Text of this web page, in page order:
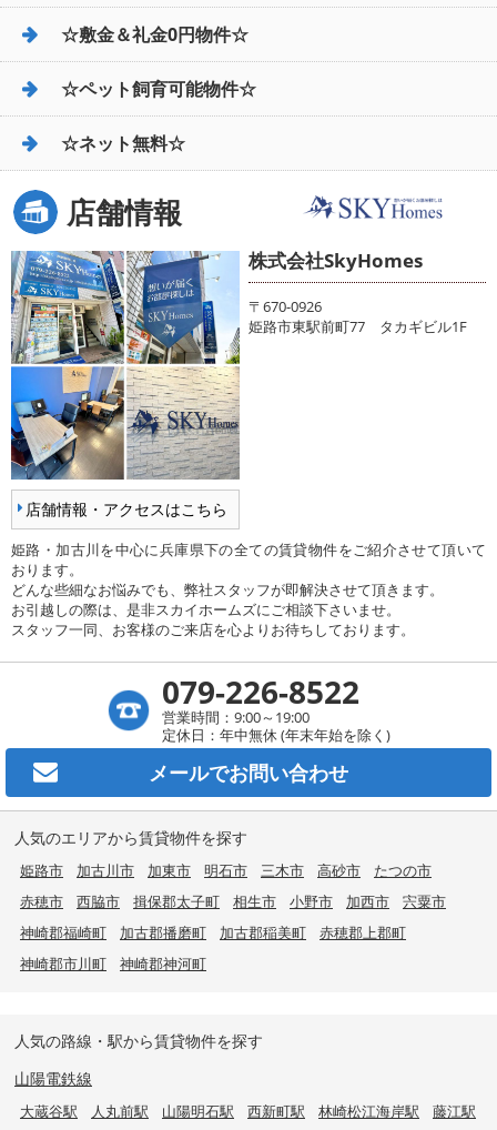
☆敷金＆礼金0円物件☆
☆ペット飼育可能物件☆
☆ネット無料☆
店舗情報
店舗情報・アクセスはこちら
株式会社SkyHomes
〒670-0926
姫路市東駅前町77 タカギビル1F
姫路・加古川を中心に兵庫県下の全ての賃貸物件をご紹介させて頂いて
おります。
どんな些細なお悩みでも、弊社スタッフが即解決させて頂きます。
お引越しの際は、是非スカイホームズにご相談下さいませ。
スタッフ一同、お客様のご来店を心よりお待ちしております。
079-226-8522
営業時間：9:00～19:00
定休日：年中無休 (年末年始を除く)
メールでお問い合わせ
人気のエリアから賃貸物件を探す
姫路市 加古川市 加東市 明石市 三木市 高砂市
たつの市
赤穂市
西脇市 揖保郡太子町 相生市 小野市 加西市
宍粟市
神崎郡福崎町
加古郡播磨町 加古郡稲美町
赤穂郡上郡町
神崎郡市川町
神崎郡神河町
人気の路線・駅から賃貸物件を探す
山陽電鉄線
大蔵谷駅 人丸前駅 山陽明石駅 西新町駅 林崎松江海岸駅
藤江駅